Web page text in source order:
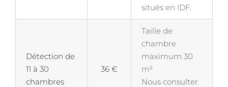
situés en IDF.
Détection de
11 à 30
chambres
36 €
Taille de
chambre
maximum 30
m²
Nous consulter